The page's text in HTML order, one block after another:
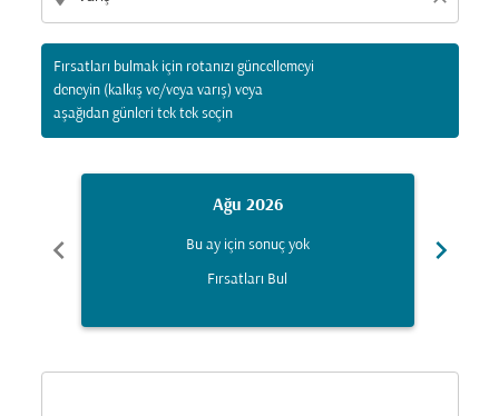
Fırsatları bulmak için rotanızı güncellemeyi
deneyin (kalkış ve/veya varış) veya
aşağıdan günleri tek tek seçin
chevron_left
Ağu 2026
Bu ay için sonuç yok
Fırsatları Bul
chevron_right